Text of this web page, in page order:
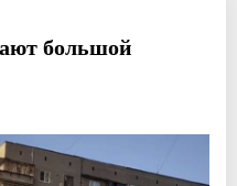
большой